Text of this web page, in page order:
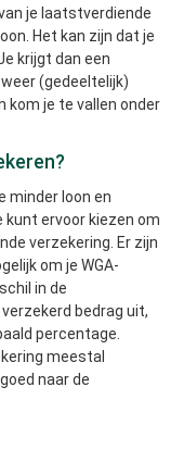
je laatstverdiende
Het kan zijn dat je
krijgt dan een
(gedeeltelijk)
kom je te vallen onder
minder loon en
ervoor kiezen om
verzekering. Er zijn
om je WGA-
in de
bedrag uit,
percentage.
meestal
naar de